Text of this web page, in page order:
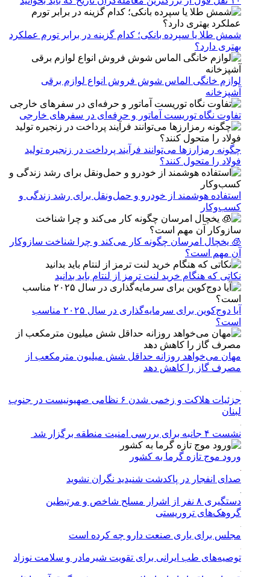
شمش طلا یا سپرده بانکی؛ کدام گزینه در برابر تورم عملکرد
بهتری دارد؟
لوازم خانگی الماس شوش فروش انواع لوازم برقی
آشپزخانه
تفاوت نگاه توریست آماتور و حرفه‌ای در سفرهای خارجی
چگونه رمزارزها می‌توانند فرآیند پرداخت در زنجیره تولید
فولاد را متحول کنند؟
استفاده هوشمند از خودرو و حمل‌ونقل برای رشد زندگی و
کسب‌وکار
🧊 یخچال امرسان چگونه کار می‌کند و چرا شناخت سازوکار
آن مهم است؟
نکاتی که هنگام خرید لنت ترمز از لنتام باید بدانید
آیا دوج‌کوین برای سرمایه‌گذاری در سال ۲۰۲۵ مناسب
است؟
مهان می‌خواهد روزانه حداقل شش میلیون مترمکعب از
مصرف گاز را کاهش دهد
جزئیات هلاکت و زخمی شدن ۶ نظامی صهیونیست در جنوب
لبنان
نشست ۴ جانبه برای بررسی امنیت منطقه برگزار شد
ورود موج تازه گرما به کشور
صدای انفجار در پاکدشت شنیدید نگران نشوید
دستگیری ۸ نفر از اشرار مسلح شاخص و مرتبطین
گروهک‌های تروریستی
مجلس برای یاری صنعت دارو چه کرده است
توصیه‌های طب ایرانی برای تقویت شیرمادر و سلامت نوزاد